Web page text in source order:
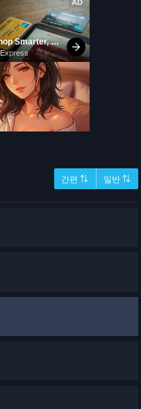
간편 ⇅ 일반 ⇅